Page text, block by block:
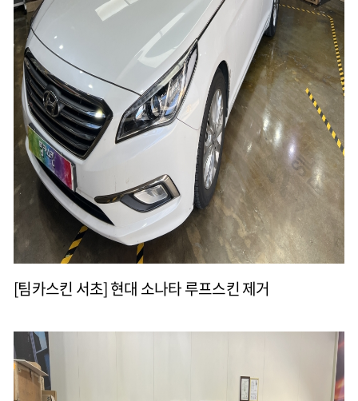
[팀카스킨 서초] 현대 소나타 루프스킨 제거